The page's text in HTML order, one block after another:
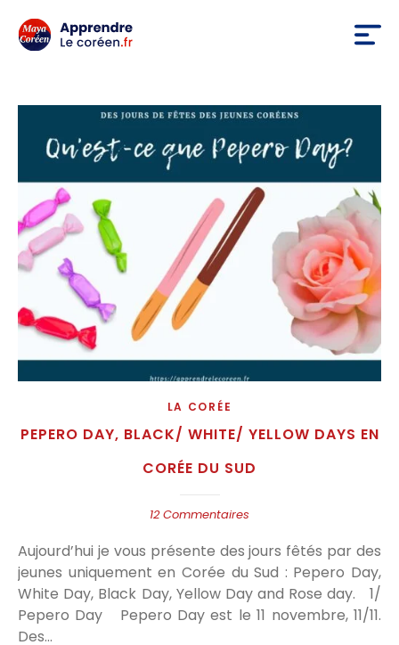
LA CORÉE
PEPERO DAY, BLACK/ WHITE/ YELLOW DAYS EN
CORÉE DU SUD
12 Commentaires
Aujourd’hui je vous présente des jours fêtés par des
jeunes uniquement en Corée du Sud : Pepero Day,
White Day, Black Day, Yellow Day and Rose day. 1/
Pepero Day Pepero Day est le 11 novembre, 11/11.
Des…